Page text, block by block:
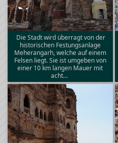
Die Stadt wird überragt von der
historischen Festungsanlage
Meherangarh, welche auf einem
Felsen liegt. Sie ist umgeben von
einer 10 km langen Mauer mit
acht…